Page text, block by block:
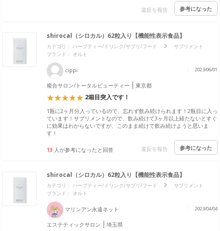
違反を報告 参考になった
shirocal（シロカル）62粒入り【機能性表示食品】
カテゴリ： ハーブティー/ドリンク/サプリ/フード
サプリメント
ブランド： オルト
cippi 2023/06/01
複合サロン/トータルビューティー 東京都
2箱目突入です！
1瓶に2ヶ月分入っているので、忘れず飲み続けられます！2瓶目に入っ
ています！サプリメントなので、飲み続けて3ヶ月以上経たないとすぐ
に効果はわからないですが、このまま続けて飲み続けようと思いま
す！
13 人が参考になったと回答 違反を報告 参考になった
shirocal（シロカル）62粒入り【機能性表示食品】
カテゴリ： ハーブティー/ドリンク/サプリ/フード
サプリメント
ブランド： オルト
マリンアン永遠ネット 2023/04/04
エステティックサロン 埼玉県